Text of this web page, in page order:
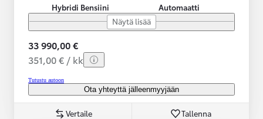
Hybridi Bensiini
Automaatti
Näytä lisää
33 990,00 €
351,00 € / kk
Tutustu autoon
Ota yhteyttä jälleenmyyjään
Vertaile Tallenna